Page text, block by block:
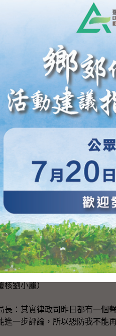
，現時梁、游（梁頌恆和游
舉行補選？
長：首先，案件本身還是在司
先是要由立法會的秘書，即秘
先做，但現時我們留意到立法
員會根據法律的權力公布補選
。
排，大家都知道，一般來說
考慮有關日期的時候，除了法
，第一部分是人手安排，由於
圍有多少、票站數目的多少，
他們熟悉程序，所以都需要時
都要商借很多選舉的場地，大
站中特別有很多是學校、診所
這些場地，所以有時未必容
輕易找到足夠學校。第三方面
牽涉約七千萬元的預算，所以
以，通常是以上三個因素，不
不應假設一定有補選。
劉小麗）
長：其實律政司昨日都有一個
進一步評論，所以恐防我不能